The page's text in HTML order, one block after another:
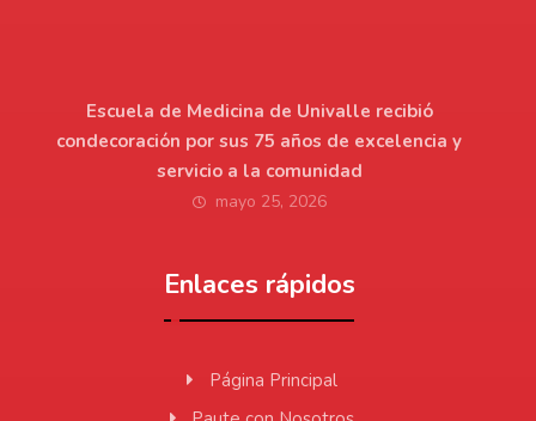
Escuela de Medicina de Univalle recibió
condecoración por sus 75 años de excelencia y
servicio a la comunidad
mayo 25, 2026
Enlaces rápidos
Página Principal